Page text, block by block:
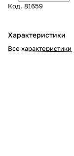
Код. 81659
Характеристики
Все характеристики
%